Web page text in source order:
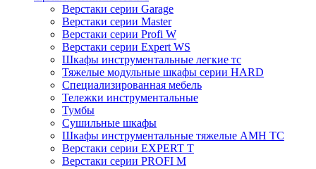
Верстаки серии Garage
Верстаки серии Master
Верстаки серии Profi W
Верстаки серии Expert WS
Шкафы инструментальные легкие тс
Тяжелые модульные шкафы серии HARD
Cпециализированная мебель
Тележки инструментальные
Тумбы
Cушильные шкафы
Шкафы инструментальные тяжелые AMH TC
Верстаки серии EXPERT T
Верстаки серии PROFI M